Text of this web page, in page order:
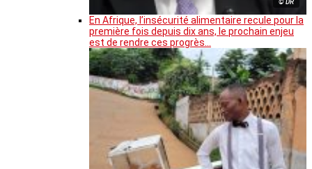
En Afrique, l’insécurité alimentaire recule pour la
première fois depuis dix ans, le prochain enjeu
est de rendre ces progrès…